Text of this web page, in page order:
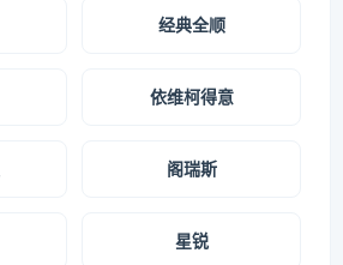
经典全顺
依维柯得意
阁瑞斯
星锐